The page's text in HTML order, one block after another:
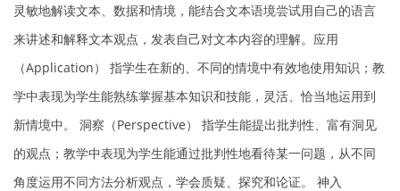
灵敏地解读文本、数据和情境，能结合文本语境尝试用自己的语言
来讲述和解释文本观点，发表自己对文本内容的理解。应用
（Application） 指学生在新的、不同的情境中有效地使用知识；教
学中表现为学生能熟练掌握基本知识和技能，灵活、恰当地运用到
新情境中。 洞察（Perspective） 指学生能提出批判性、富有洞见
的观点；教学中表现为学生能通过批判性地看待某一问题，从不同
角度运用不同方法分析观点，学会质疑、探究和论证。 神入